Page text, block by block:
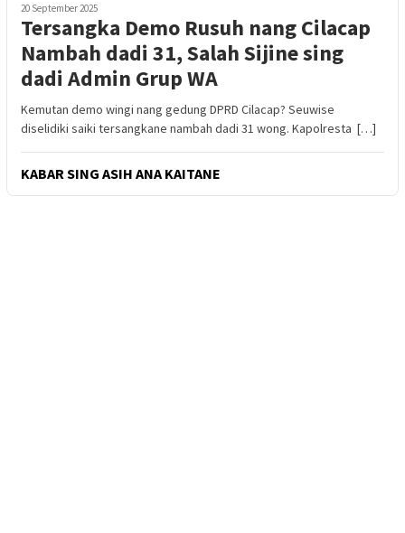
20 September 2025
Tersangka Demo Rusuh nang Cilacap
Nambah dadi 31, Salah Sijine sing
dadi Admin Grup WA
Kemutan demo wingi nang gedung DPRD Cilacap? Seuwise
diselidiki saiki tersangkane nambah dadi 31 wong. Kapolresta […]
KABAR SING ASIH ANA KAITANE